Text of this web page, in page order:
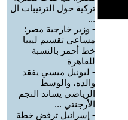
تركية حول الترتيبات ال
...
- وزير خارجية مصر:
مساعي تقسيم ليبيا
خط أحمر بالنسبة
للقاهرة
- ليونيل ميسي يفقد
والده، والوسط
الرياضي يساند النجم
الأرجنتي ...
- إسرائيل ترفض خطة